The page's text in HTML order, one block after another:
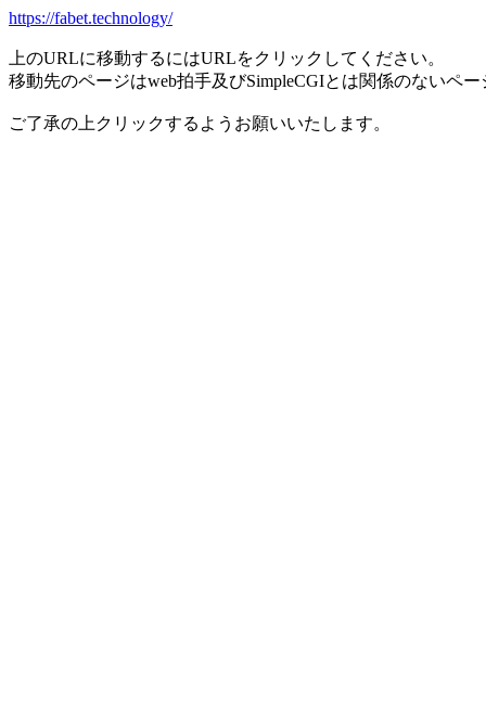
https://fabet.technology/
上のURLに移動するにはURLをクリックしてください。
移動先のページはweb拍手及びSimpleCGIとは関係のないペ
ご了承の上クリックするようお願いいたします。